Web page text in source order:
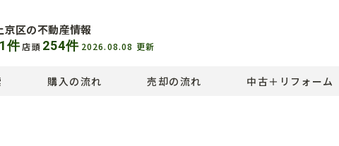
京区の不動産情報
件店頭 254件 2026.08.08 更新
購入の流れ 売却の流れ 中古＋リフォーム